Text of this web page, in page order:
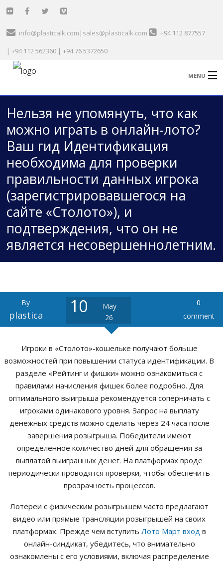
info@plasticalk.com|sales@plasticalk.com
+94 112 877557
| +94 112 562360 | +94 76 5372650
MENU
Home
Healthcare & Medical
Garment Sector
Technical
General Plastic
Automobile
Product Development
Нельзя не упомянуть, что как
можно играть в онлайн-лото?
Ваш гид Идентификация
необходима для проверки
правильности данных игрока
(зарегистрировавшегося на
сайте «Столото»), и
подтверждения, что он не
является несовершеннолетним.
By
plastica 10
May
26
0
comment
Игроки в «Столото»-кошельке получают больше
возможностей при повышении статуса идентификации. В
разделе «Рейтинг и фишки» можно ознакомиться с
правилами начисления фишек более подробно. Для
оптимального выигрыша рекомендуется соперничать с
игроками одинакового уровня. Запрос на выплату
денежных средств можно сделать через 24 часа после
завершения розыгрыша. Победители имеют
определенное количество дней для обращения за
выплатой выигранных денег. На платформах вроде
периодически проводятся проверки, чтобы обеспечить
прозрачность процессов.
Лотереи с физическим розыгрышем часто предлагают
видео или прямые трансляции розыгрышей на своих
платформах. Прежде чем вступить Лото Март вход в
онлайн-синдикат, убедитесь, что внимательно
ознакомлены с его условиями, включая распределение